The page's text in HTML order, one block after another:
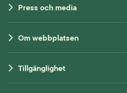
Press och media
Om webbplatsen
Tillgänglighet